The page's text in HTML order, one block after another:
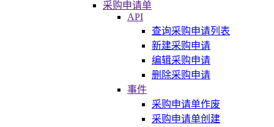
采购申请单
API
查询采购申请列表
新建采购申请
编辑采购申请
删除采购申请
事件
采购申请单作废
采购申请单创建